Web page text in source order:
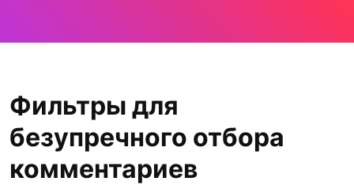
Фильтры для
безупречного отбора
комментариев